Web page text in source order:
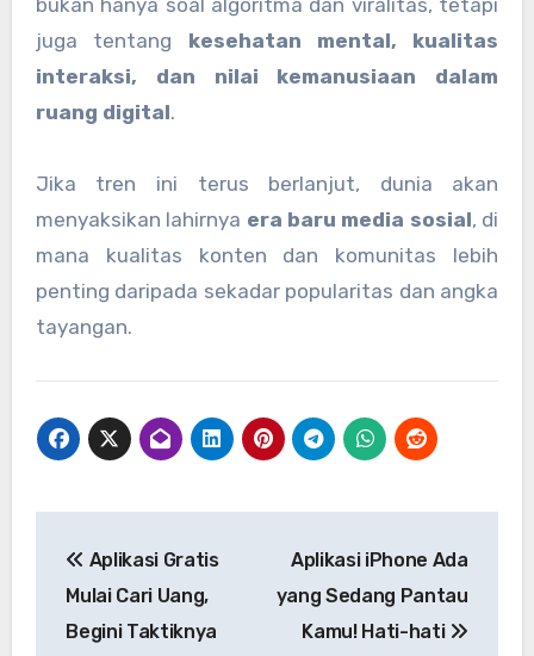
juga tentang kesehatan mental, kualitas
interaksi, dan nilai kemanusiaan dalam
ruang digital.
Jika tren ini terus berlanjut, dunia akan
menyaksikan lahirnya era baru media sosial, di
mana kualitas konten dan komunitas lebih
penting daripada sekadar popularitas dan angka
tayangan.
pos
Aplikasi Gratis
Mulai Cari Uang,
Begini Taktiknya
Aplikasi iPhone Ada
yang Sedang Pantau
Kamu! Hati-hati